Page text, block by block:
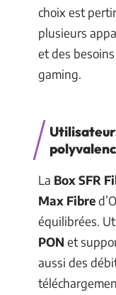
choix est
plusieurs
et des
gaming.
La Box SFR
Max Fibre
équilibrées.
PON et
aussi des